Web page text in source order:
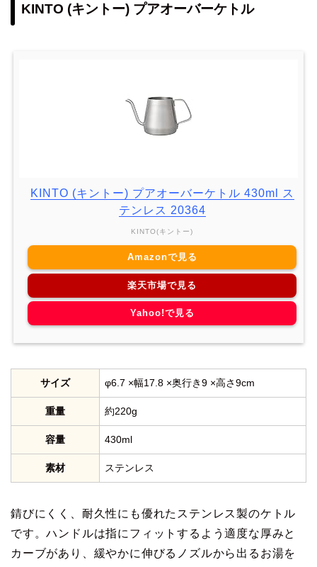
KINTO (キントー) プアオーバーケトル
KINTO (キントー) プアオーバーケトル 430ml ス
テンレス 20364
KINTO(キントー)
Amazonで見る
楽天市場で見る
Yahoo!で見る
サイズ φ6.7 ×幅17.8 ×奥行き9 ×高さ9cm
重量 約220g
容量 430ml
素材 ステンレス
錆びにくく、耐久性にも優れたステンレス製のケトル
です。ハンドルは指にフィットするよう適度な厚みと
カーブがあり、緩やかに伸びるノズルから出るお湯を